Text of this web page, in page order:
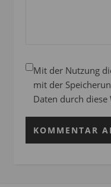
Mit der Nutzung
mit der
Daten durch